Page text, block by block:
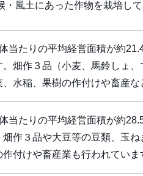
風土にあった作物を栽培して
当たりの平均経営面積が約
。畑作３品（小麦、馬鈴しょ
、水稲、果樹の作付けや畜産な
当たりの平均経営面積が約
畑作３品や大豆等の豆類、玉
作付けや畜産業も行われていま